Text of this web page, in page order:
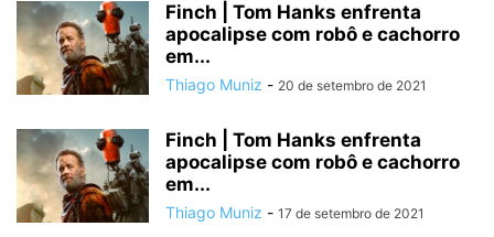
Finch | Tom Hanks enfrenta
apocalipse com robô e cachorro
em...
Thiago Muniz - 20 de setembro de 2021
Finch | Tom Hanks enfrenta
apocalipse com robô e cachorro
em...
Thiago Muniz - 17 de setembro de 2021